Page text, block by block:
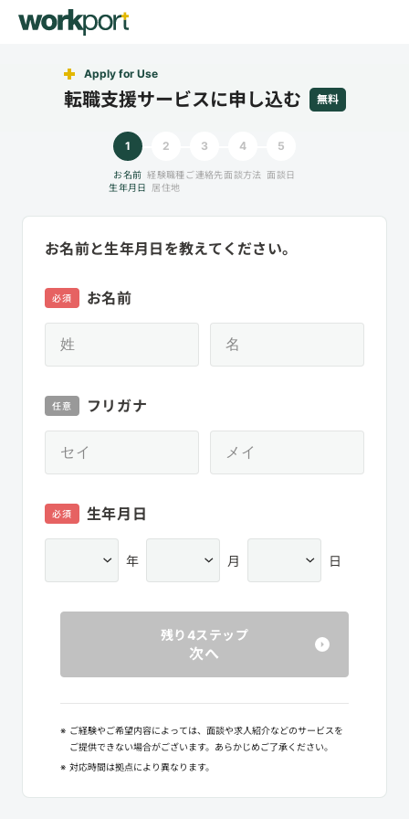
Apply for Use
転職支援サービスに申し込む 無料
1
お名前
生年月日
2
経験職種
居住地
3
ご連絡先
4
面談方法
5
面談日
お名前と生年月日を教えてください。
お名前
必須
フリガナ
任意
生年月日
必須
年 月 日
残り4ステップ
次へ
※ ご経験やご希望内容によっては、面談や求人紹介などのサービスを
ご提供できない場合がございます。あらかじめご了承ください。
※ 対応時間は拠点により異なります。